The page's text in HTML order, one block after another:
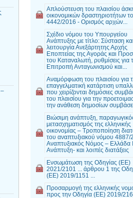
Απλούστευση του πλαισίου
οικονομικών δραστηριοτήτων
4442/2016 - Ορισμός αρχών...
Σχέδιο νόμου του Υπουργείου
Ανάπτυξης με τίτλο: Σύσταση και
λειτουργία Ανεξάρτητης Αρχής
Εποπτείας της Αγοράς και
του Καταναλωτή, ρυθμίσεις για
Επιτροπή Ανταγωνισμού και...
Αναμόρφωση του πλαισίου για
επαγγελματική κατάρτιση
που χειρίζονται δημόσιες
του πλαισίου για την
την ανάθεση δημοσίων
Βιώσιμη ανάπτυξη,
μετασχηματισμός της ελληνικής
οικονομίας – Τροποποίηση
του αναπτυξιακού νόμου 4887/
Αναπτυξιακός Νόμος – Ελλάδα
Ανάπτυξη- και λοιπές διατάξεις
Ενσωμάτωση της Οδηγίας (ΕΕ)
2021/2101 ... άρθρου 1 της
(ΕΕ) 2019/1151 ...
Προσαρμογή της ελληνικής
προς την Οδηγία (ΕΕ) 2019/